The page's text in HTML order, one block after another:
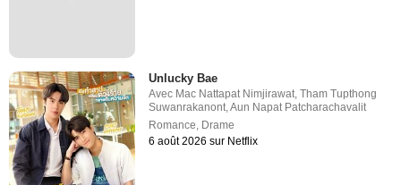
Unlucky Bae
Avec Mac Nattapat Nimjirawat,Tham Tupthong
Suwanrakanont,Aun Napat Patcharachavalit
Romance, Drame
6 août 2026 sur Netflix